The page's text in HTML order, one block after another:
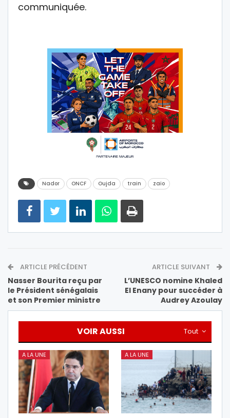
communiquée.
Nador ONCF Oujda train zaio
ARTICLE PRÉCÉDENT
Nasser Bourita reçu par
le Président sénégalais
et son Premier ministre
ARTICLE SUIVANT
L’UNESCO nomine Khaled
El Enany pour succéder à
Audrey Azoulay
Tout
VOIR AUSSI
A LA UNE A LA UNE